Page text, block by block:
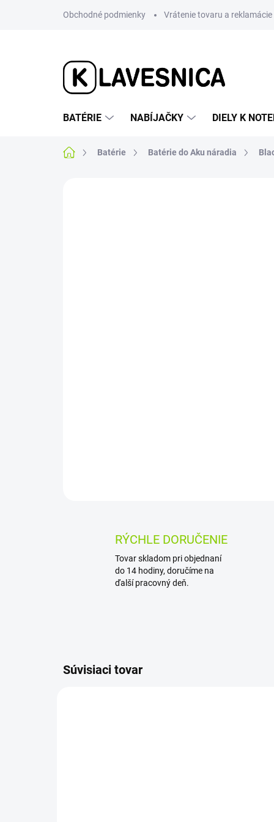
Obchodné podmienky Vrátenie tovaru a reklamácie
BATÉRIE NABÍJAČKY DIELY K
DomovBatérie Batérie do Aku náradia
RÝCHLE DORUČENIE
Tovar skladom pri objednaní
do 14 hodiny, doručíme na
ďalší pracovný deň.
Súvisiaci tovar